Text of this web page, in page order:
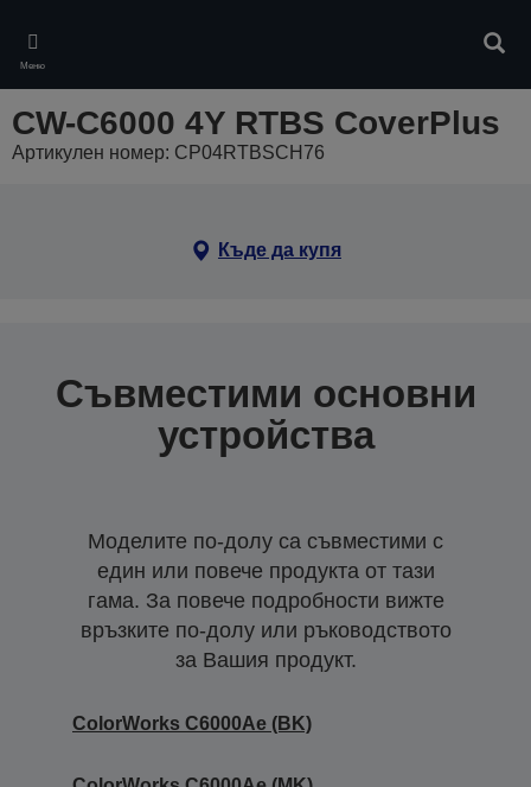
main
content
Меню
CW-C6000 4Y RTBS CoverPlus
Артикулен номер: CP04RTBSCH76
Къде да купя
Съвместими основни
устройства
Моделите по-долу са съвместими с
един или повече продукта от тази
гама. За повече подробности вижте
връзките по-долу или ръководството
за Вашия продукт.
ColorWorks C6000Ae (BK)